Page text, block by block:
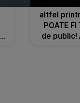
altfel
POATE FI
de public!